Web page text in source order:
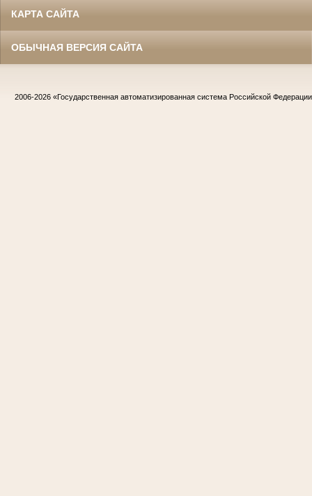
КАРТА САЙТА
ОБЫЧНАЯ ВЕРСИЯ САЙТА
2006-2026 «Государственная автоматизированная система Российской